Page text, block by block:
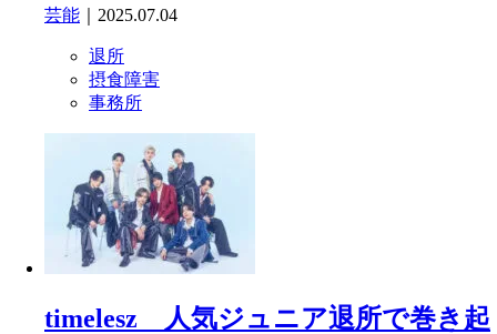
芸能 ｜2025.07.04
退所
摂食障害
事務所
timelesz 人気ジュニア退所で巻き起